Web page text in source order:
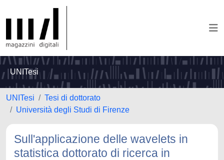
UNITesi
UNITesi
Tesi di dottorato
Università degli Studi di Firenze
Sull'applicazione delle wavelets in
statistica dottorato di ricerca in